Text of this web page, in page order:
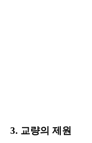
3. 교량의 제원